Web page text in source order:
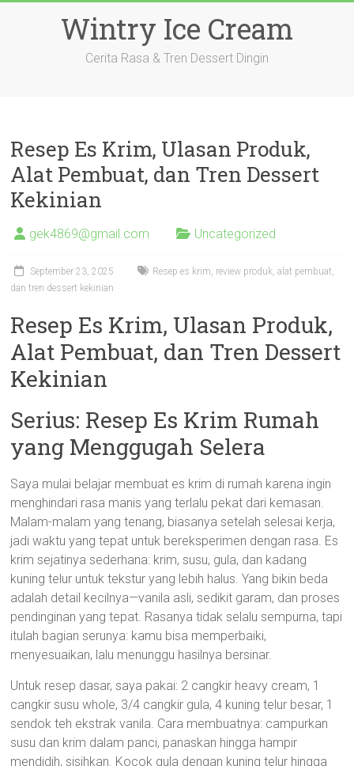
Wintry Ice Cream
Cerita Rasa & Tren Dessert Dingin
Resep Es Krim, Ulasan Produk,
Alat Pembuat, dan Tren Dessert
Kekinian
gek4869@gmail.com Uncategorized
September 23, 2025
Resep es krim, review produk, alat pembuat,
dan tren dessert kekinian
Resep Es Krim, Ulasan Produk,
Alat Pembuat, dan Tren Dessert
Kekinian
Serius: Resep Es Krim Rumah
yang Menggugah Selera
Saya mulai belajar membuat es krim di rumah karena ingin
menghindari rasa manis yang terlalu pekat dari kemasan.
Malam-malam yang tenang, biasanya setelah selesai kerja,
jadi waktu yang tepat untuk bereksperimen dengan rasa. Es
krim sejatinya sederhana: krim, susu, gula, dan kadang
kuning telur untuk tekstur yang lebih halus. Yang bikin beda
adalah detail kecilnya—vanila asli, sedikit garam, dan proses
pendinginan yang tepat. Rasanya tidak selalu sempurna, tapi
itulah bagian serunya: kamu bisa memperbaiki,
menyesuaikan, lalu menunggu hasilnya bersinar.
Untuk resep dasar, saya pakai: 2 cangkir heavy cream, 1
cangkir susu whole, 3/4 cangkir gula, 4 kuning telur besar, 1
sendok teh ekstrak vanila. Cara membuatnya: campurkan
susu dan krim dalam panci, panaskan hingga hampir
mendidih, sisihkan. Kocok gula dengan kuning telur hingga